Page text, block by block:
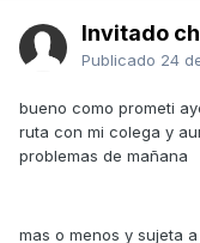
Invitado
Publicado 24
bueno como prometi
ruta con mi colega y
problemas de mañana
mas o menos y sujeta